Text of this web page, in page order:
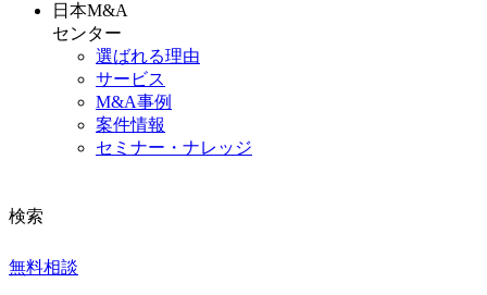
日本M&A
センター
選ばれる理由
サービス
M&A事例
案件情報
セミナー・ナレッジ
検索
無料相談